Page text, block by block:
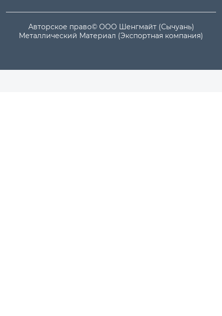
Авторское право© ООО Шенгмайт (Сычуань)
Металлический Материал (Экспортная компания)